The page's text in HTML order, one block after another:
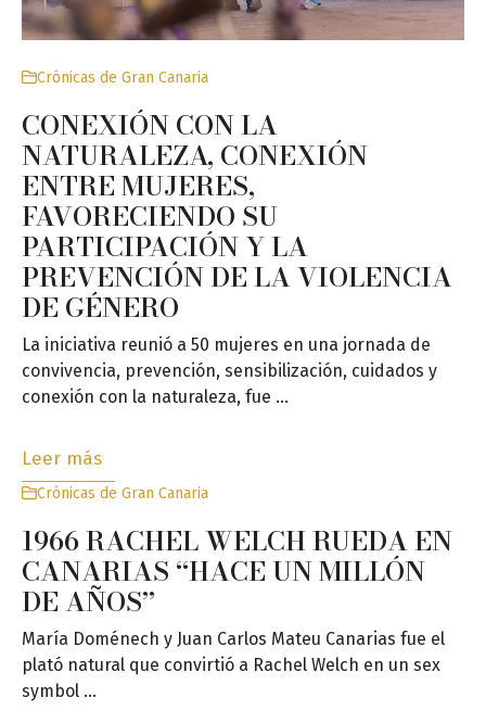
Crónicas de Gran Canaria
CONEXIÓN CON LA
NATURALEZA, CONEXIÓN
ENTRE MUJERES,
FAVORECIENDO SU
PARTICIPACIÓN Y LA
PREVENCIÓN DE LA VIOLENCIA
DE GÉNERO
La iniciativa reunió a 50 mujeres en una jornada de
convivencia, prevención, sensibilización, cuidados y
conexión con la naturaleza, fue …
Leer más
Crónicas de Gran Canaria
1966 RACHEL WELCH RUEDA EN
CANARIAS “HACE UN MILLÓN
DE AÑOS”
María Doménech y Juan Carlos Mateu Canarias fue el
plató natural que convirtió a Rachel Welch en un sex
symbol …